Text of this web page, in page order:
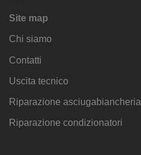
Site map
Chi siamo
Contatti
Uscita tecnico
Riparazione asciugabiancheria
Riparazione condizionatori